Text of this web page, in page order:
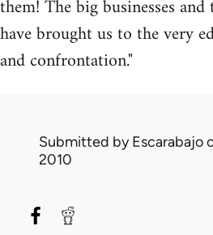
them! The big businesses
have brought us to the very
and confrontation."
Submitted byEscarabajo
2010